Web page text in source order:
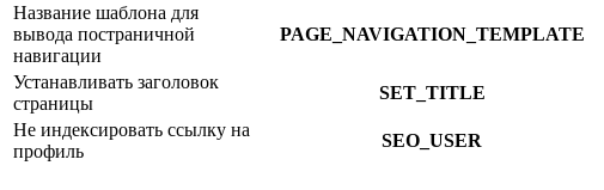
Название шаблона для
вывода постраничной
навигации
PAGE_NAVIGATION_TEMPLATE
Устанавливать заголовок
страницы
SET_TITLE
Не индексировать ссылку на
профиль
SEO_USER